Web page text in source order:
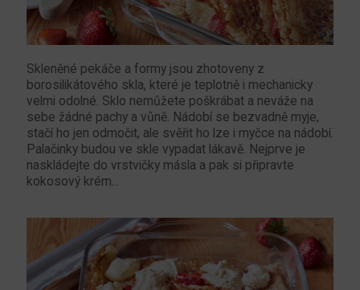
Skleněné pekáče a formy jsou zhotoveny z
borosilikátového skla, které je teplotně i mechanicky
velmi odolné. Sklo nemůžete poškrábat a neváže na
sebe žádné pachy a vůně. Nádobí se bezvadně myje,
stačí ho jen odmočit, ale svěřit ho lze i myčce na nádobí.
Palačinky budou ve skle vypadat lákavě. Nejprve je
naskládejte do vrstvičky másla a pak si připravte
kokosový krém...